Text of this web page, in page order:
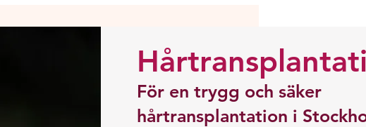
För en trygg och säker
hårtransplantation i